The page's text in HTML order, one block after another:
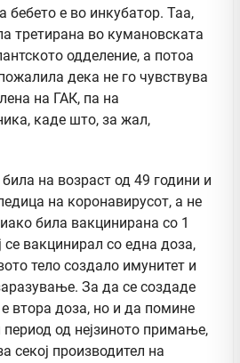
бебето е во инкубатор. Таа,
третирана во кумановската
одделение, а потоа
дека не го чувствува
на ГАК, па на
каде што, за жал,
на возраст од 49 години и
на коронавирусот, а не
била вакцинирана со 1
вакцинирал со една доза,
тело создало имунитет и
За да се создаде
втора доза, но и да помине
од нејзиното примање,
секој производител на